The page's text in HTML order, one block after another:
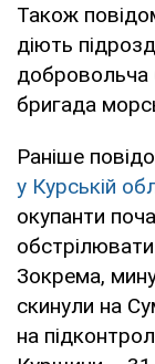
Також
діють
добровольча
бригада
Раніше
у Курській
окупанти
Зокрема,
скинули на
на